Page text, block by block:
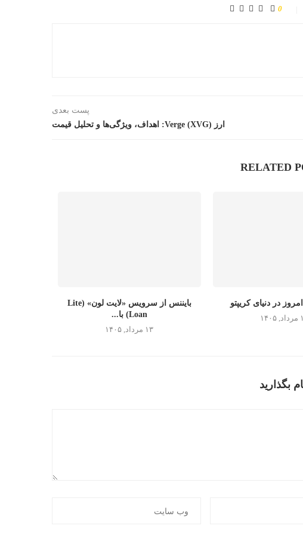
0
پست بعدی
ارز Verge (XVG): اهداف، ویژگی‌ها و تحلیل قیمت
RELATED
بایننس از سرویس «لایت لون» (Lite
Loan) با...
۱۳ مرداد, ۱۴۰۵
در دنیای کریپتو
بگذارید